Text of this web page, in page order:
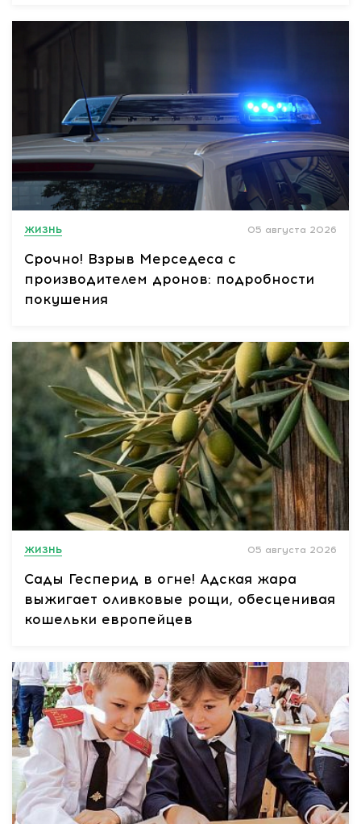
ЖИЗНЬ 05 августа 2026
Срочно! Взрыв Мерседеса с
производителем дронов: подробности
покушения
ЖИЗНЬ 05 августа 2026
Сады Гесперид в огне! Адская жара
выжигает оливковые рощи, обесценивая
кошельки европейцев